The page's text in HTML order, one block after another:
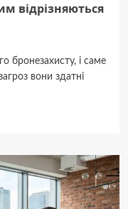
відрізняються
бронезахисту, і саме
вони здатні